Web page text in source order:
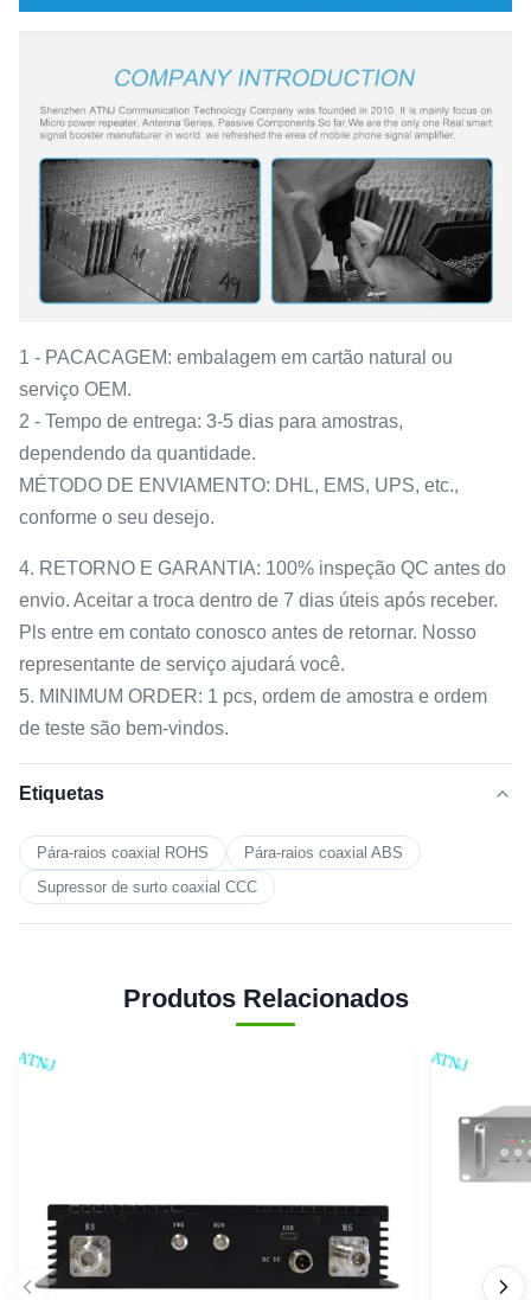
1 - PACACAGEM: embalagem em cartão natural ou
serviço OEM.
2 - Tempo de entrega: 3-5 dias para amostras,
dependendo da quantidade.
MÉTODO DE ENVIAMENTO: DHL, EMS, UPS, etc.,
conforme o seu desejo.
4. RETORNO E GARANTIA: 100% inspeção QC antes do
envio. Aceitar a troca dentro de 7 dias úteis após receber.
Pls entre em contato conosco antes de retornar. Nosso
representante de serviço ajudará você.
5. MINIMUM ORDER: 1 pcs, ordem de amostra e ordem
de teste são bem-vindos.
Etiquetas
Pára-raios coaxial ROHS
Pára-raios coaxial ABS
Supressor de surto coaxial CCC
Produtos Relacionados